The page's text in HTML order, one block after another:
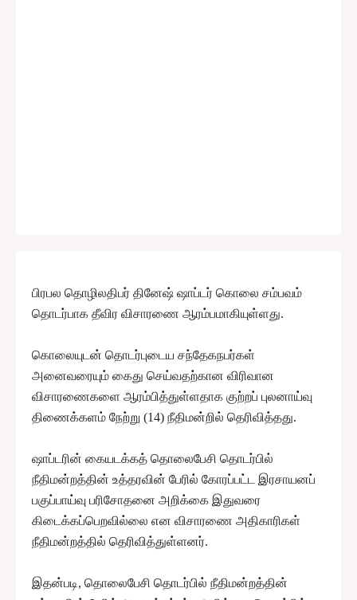
பிரபல தொழிலதிபர் தினேஷ் ஷாப்டர் கொலை சம்பவம்
தொடர்பாக தீவிர விசாரணை ஆரம்பமாகியுள்ளது.
கொலையுடன் தொடர்புடைய சந்தேகநபர்கள்
அனைவரையும் கைது செய்வதற்கான விரிவான
விசாரணைகளை ஆரம்பித்துள்ளதாக குற்றப் புலனாய்வு
திணைக்களம் நேற்று (14) நீதிமன்றில் தெரிவித்தது.
ஷாப்டரின் கையடக்கத் தொலைபேசி தொடர்பில்
நீதிமன்றத்தின் உத்தரவின் பேரில் கோரப்பட்ட இரசாயனப்
பகுப்பாய்வு பரிசோதனை அறிக்கை இதுவரை
கிடைக்கப்பெறவில்லை என விசாரணை அதிகாரிகள்
நீதிமன்றத்தில் தெரிவித்துள்ளனர்.
இதன்படி, தொலைபேசி தொடர்பில் நீதிமன்றத்தின்